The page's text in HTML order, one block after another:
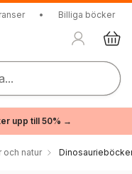
• Billiga böcker
upp till 50% →
och natur